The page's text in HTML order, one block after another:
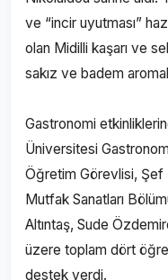
ve “incir uyutması”
olan Midilli kaşarı ve
sakız ve badem
Gastronomi
Üniversitesi
Öğretim Görevlisi, Şef
Mutfak Sanatları
Altıntaş, Sude
üzere toplam dört
destek verdi.